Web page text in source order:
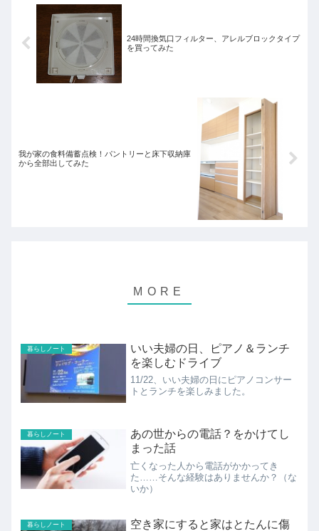
24時間換気口フィルター、アレルブロックタイプ
を買ってみた
我が家の食料備蓄点検！パントリーと床下収納庫
から全部出してみた
暮らしノート
いい夫婦の日、ピアノ＆ランチ
を楽しむドライブ
11/22、いい夫婦の日にピアノコンサー
トとランチを楽しみました。
暮らしノート
あの世からの電話？をかけてし
まった話
亡くなった人から電話がかかってき
た……そんな経験はありませんか？（な
いか）
暮らしノート
空き家にすると家はとたんに傷